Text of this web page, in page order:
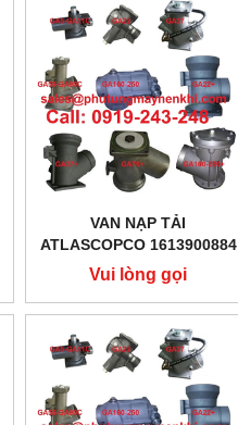
VAN NẠP TẢI
ATLASCOPCO 1613900884
Vui lòng gọi